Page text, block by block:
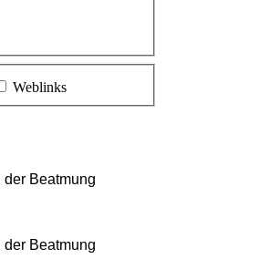
Weblinks
der Beatmung
der Beatmung